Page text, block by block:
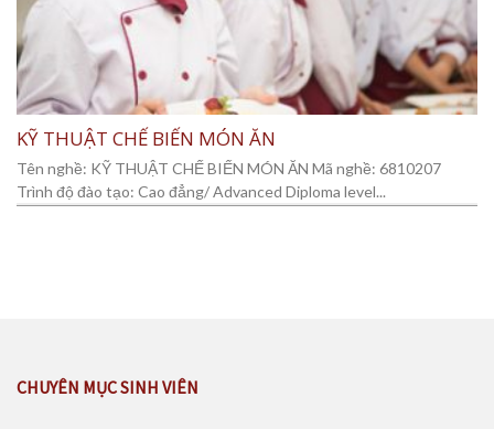
KỸ THUẬT CHẾ BIẾN MÓN ĂN
Tên nghề: KỸ THUẬT CHẾ BIẾN MÓN ĂN Mã nghề: 6810207
Trình độ đào tạo: Cao đẳng/ Advanced Diploma level...
CHUYÊN MỤC SINH VIÊN